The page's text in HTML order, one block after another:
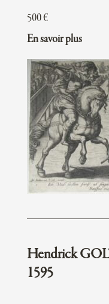
500€
En savoir plus
Hendrick
1595